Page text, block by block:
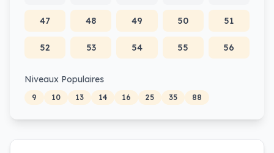
47 48 49 50 51
52 53 54 55 56
Niveaux Populaires
9 10 13 14 16 25 35 88